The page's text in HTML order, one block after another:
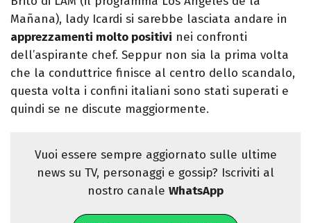
Mañana), lady Icardi si sarebbe lasciata andare in
apprezzamenti molto positivi nei confronti
dell’aspirante chef. Seppur non sia la prima volta
che la conduttrice finisce al centro dello scandalo,
questa volta i confini italiani sono stati superati e
quindi se ne discute maggiormente.
Vuoi essere sempre aggiornato sulle ultime
news su TV, personaggi e gossip? Iscriviti al
nostro canale WhatsApp